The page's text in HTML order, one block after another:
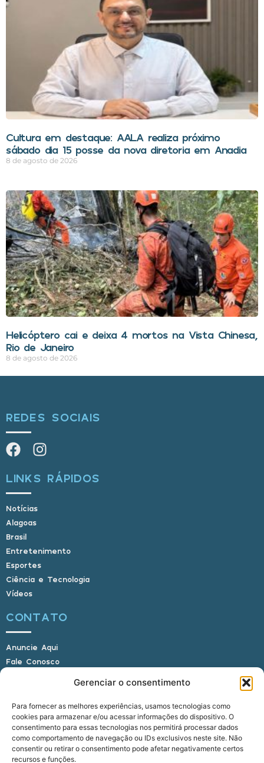
Gerenciar o consentimento
Para fornecer as melhores experiências, usamos tecnologias como
cookies para armazenar e/ou acessar informações do dispositivo. O
consentimento para essas tecnologias nos permitirá processar dados
como comportamento de navegação ou IDs exclusivos neste site. Não
consentir ou retirar o consentimento pode afetar negativamente certos
recursos e funções.
Cultura em destaque: AALA realiza próximo
sábado dia 15 posse da nova diretoria em Anadia
8 de agosto de 2026
Helicóptero cai e deixa 4 mortos na Vista Chinesa,
Rio de Janeiro
8 de agosto de 2026
REDES SOCIAIS
LINKS RÁPIDOS
Notícias
Alagoas
Brasil
Entretenimento
Esportes
Ciência e Tecnologia
Vídeos
CONTATO
Anuncie Aqui
Fale Conosco
E-mail: alagoasbrasilnoticias@gmail.com
Telefone: (82) 9 9691-0391 (Whatsapp)
Responsável Técnico: Crysthyan Carlos
Rua do Sau - Centro - Anadia - AL - CEP: